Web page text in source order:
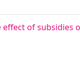
of subsidies